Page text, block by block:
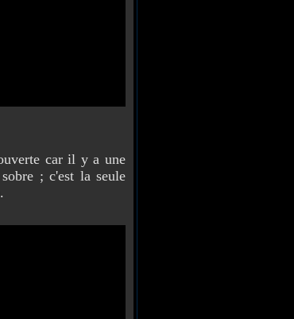
car il y a une
; c'est la seule